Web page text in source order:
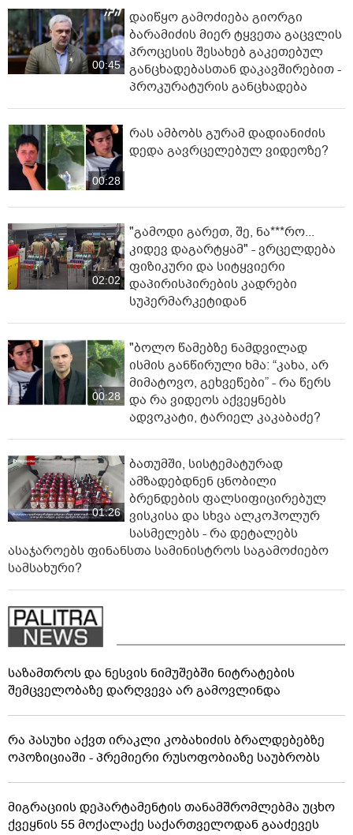
00:45
დაიწყო გამოძიება გიორგი
ბარამიძის მიერ ტყვეთა გაცვლის
პროცესის შესახებ გაკეთებულ
განცხადებასთან დაკავშირებით -
პროკურატურის განცხადება
00:28
რას ამბობს გურამ დადიანიძის
დედა გავრცელებულ ვიდეოზე?
02:02
"გამოდი გარეთ, შე, ნა***რო...
კიდევ დაგარტყამ" - ვრცელდება
ფიზიკური და სიტყვიერი
დაპირისპირების კადრები
სუპერმარკეტიდან
00:28
"ბოლო წამებზე ნამდვილად
ისმის განწირული ხმა: “კახა, არ
მიმატოვო, გეხვეწები” - რა წერს
და რა ვიდეოს აქვეყნებს
ადვოკატი, ტარიელ კაკაბაძე?
01:26
ბათუმში, სისტემატურად
ამზადებდნენ ცნობილი
ბრენდების ფალსიფიცირებულ
ვისკისა და სხვა ალკოჰოლურ
სასმელებს - რა დეტალებს
ასაჯაროებს ფინანსთა სამინისტროს საგამოძიებო
სამსახური?
საზამთროს და ნესვის ნიმუშებში ნიტრატების
შემცველობაზე დარღვევა არ გამოვლინდა
რა პასუხი აქვთ ირაკლი კობახიძის ბრალდებებზე
ოპოზიციაში - პრემიერი რუსოფობიაზე საუბრობს
მიგრაციის დეპარტამენტის თანამშრომლებმა უცხო
ქვეყნის 55 მოქალაქე საქართველოდან გააძევეს